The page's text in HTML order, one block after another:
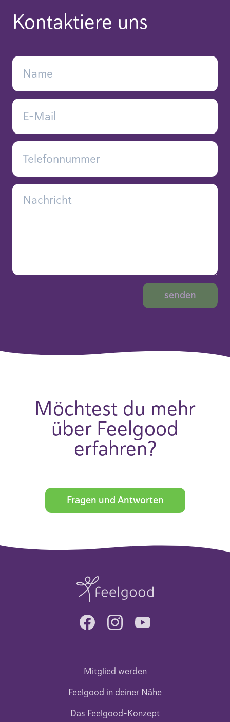
Kontaktiere uns
Möchtest du mehr
über Feelgood
erfahren?
Fragen und Antworten
Mitglied werden
Feelgood in deiner Nähe
Das Feelgood-Konzept